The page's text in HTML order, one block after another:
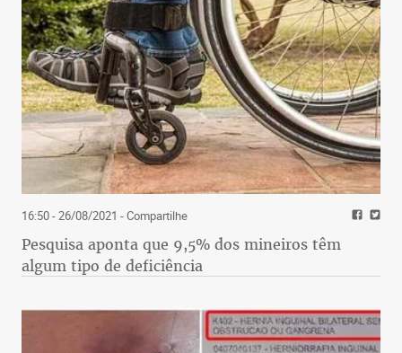
16:50 - 26/08/2021 - Compartilhe
Pesquisa aponta que 9,5% dos mineiros têm
algum tipo de deficiência